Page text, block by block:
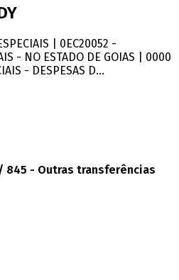
| 0EC20052 -
- NO ESTADO DE GOIAS | 0000
- DESPESAS D...
845 - Outras transferências